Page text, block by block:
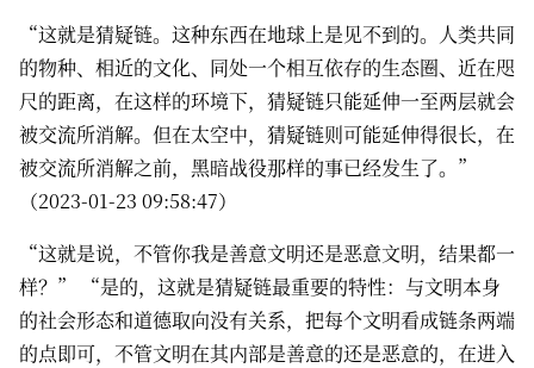
“这就是猜疑链。这种东西在地球上是见不到的。人类共同
的物种、相近的文化、同处一个相互依存的生态圈、近在咫
尺的距离，在这样的环境下，猜疑链只能延伸一至两层就会
被交流所消解。但在太空中，猜疑链则可能延伸得很长，在
被交流所消解之前，黑暗战役那样的事已经发生了。”
（2023-01-23 09:58:47）
“这就是说，不管你我是善意文明还是恶意文明，结果都一
样？” “是的，这就是猜疑链最重要的特性：与文明本身
的社会形态和道德取向没有关系，把每个文明看成链条两端
的点即可，不管文明在其内部是善意的还是恶意的，在进入